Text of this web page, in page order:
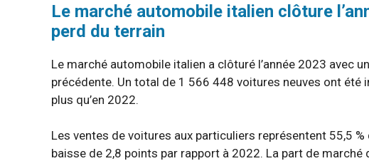
Le marché automobile italien clôture
perd du terrain
Le marché automobile italien a clôturé l’année 2023 avec
précédente. Un total de 1 566 448 voitures neuves ont
plus qu’en 2022.
Les ventes de voitures aux particuliers représentent 55,5 %
baisse de 2,8 points par rapport à 2022. La part de marché